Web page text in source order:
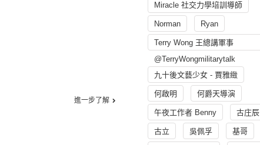
進一步了解
Miracle 社交力學培訓導師
Norman Ryan
Terry Wong 王總講軍事
@TerryWongmilitarytalk
九十後文藝少女 - 賈雅緻
何啟明 何爵天導演
午夜工作者 Benny 古庄辰
古立 吳佩孚 基哥